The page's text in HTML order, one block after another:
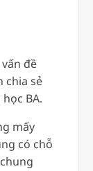
đề
chia sẻ
BA.
mấy
có chỗ